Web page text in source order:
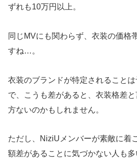
ずれも10万円以上。
同じMVにも関わらず、衣装の価格
すね…。
衣装のブランドが特定されること
で、こうも差があると、衣装格差
方ないのかもしれません。
ただし、NiziUメンバーが素敵に着
額差があることに気づかない人も多